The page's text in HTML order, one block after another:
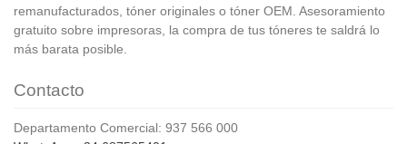
remanufacturados, tóner originales o tóner OEM. Asesoramiento
gratuito sobre impresoras, la compra de tus tóneres te saldrá lo
más barata posible.
Contacto
Departamento Comercial: 937 566 000